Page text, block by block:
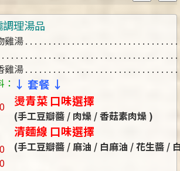
理湯品
雞湯
雞湯
↓ 套餐 ↓
燙青菜 口味選擇
(手工豆瓣醬 / 肉燥 / 香菇素肉燥 )
清麵線 口味選擇
(手工豆瓣醬 / 麻油 / 白麻油 / 花生醬 /